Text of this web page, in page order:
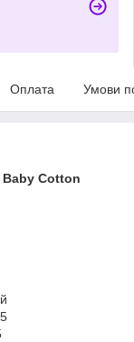
Оплата Умови
Baby Cotton